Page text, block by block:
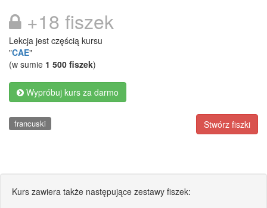
+18 fiszek
Lekcja jest częścią kursu
"CAE"
(w sumie 1 500 fiszek)
Wypróbuj kurs za darmo
Stwórz fiszki
francuski
Kurs zawiera także następujące zestawy fiszek: